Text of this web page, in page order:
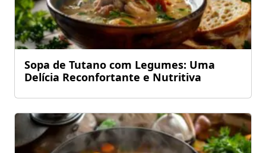
Sopa de Tutano com Legumes: Uma
Delícia Reconfortante e Nutritiva